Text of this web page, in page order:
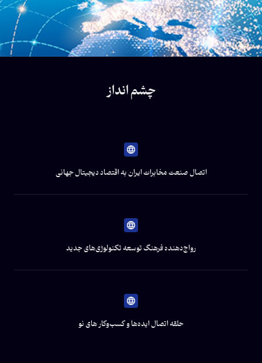
چشم انداز
اتصال صنعت مخابرات ایران به اقتصاد دیجیتال جهانی
رواج‌دهنده فرهنگ توسعه تکنولوژی‌های جدید
حلقه اتصال ایده‌ها و کسب‌و‌کار های نو